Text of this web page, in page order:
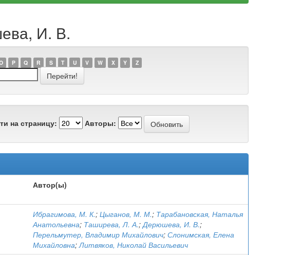
И. В.
P Q R S T U V W X Y Z
на страницу: Авторы:
Автор(ы)
Ибрагимова, М. К.; Цыганов, М. М.; Тарабановская, Наталья
Анатольевна; Таширева, Л. А.;Дерюшева, И. В.;
Перельмутер, Владимир Михайлович; Слонимская, Елена
Михайловна;Литвяков, Николай Васильевич